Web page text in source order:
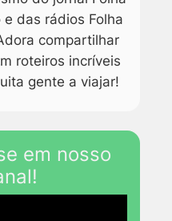
das rádios Folha
compartilhar
roteiros incríveis
gente a viajar!
em nosso